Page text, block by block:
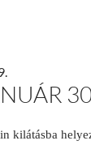
kilátásba